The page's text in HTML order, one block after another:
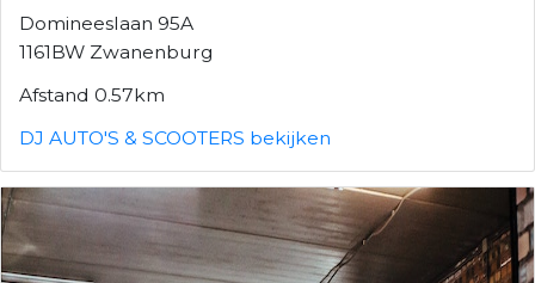
Domineeslaan 95A
1161BW Zwanenburg
Afstand 0.57km
DJ AUTO'S & SCOOTERS bekijken